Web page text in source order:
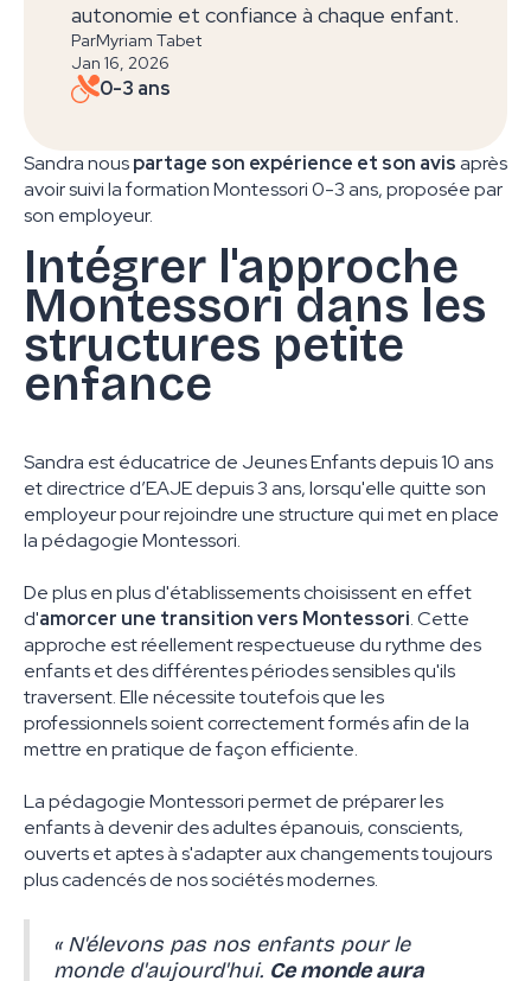
autonomie et confiance à chaque enfant.
ParMyriam Tabet
Jan 16, 2026
0-3 ans
Sandra nouspartage son expérience et son avisaprès
avoir suivi la formation Montessori 0-3 ans, proposée par
son employeur.
Intégrer l'approche
Montessori dans les
structures petite
enfance
Sandra est éducatrice de Jeunes Enfants depuis 10 ans
et directrice d’EAJE depuis 3 ans, lorsqu'elle quitte son
employeur pour rejoindre une structure qui met en place
la pédagogie Montessori.
De plus en plus d'établissements choisissent en effet
d'amorcer une transition vers Montessori. Cette
approche est réellement respectueuse du rythme des
enfants et des différentes périodes sensibles qu'ils
traversent. Elle nécessite toutefois que les
professionnels soient correctement formés afin de la
mettre en pratique de façon efficiente.
La pédagogie Montessori permet de préparer les
enfants à devenir des adultes épanouis, conscients,
ouverts et aptes à s'adapter aux changements toujours
plus cadencés de nos sociétés modernes.
« N'élevons pas nos enfants pour le
monde d'aujourd'hui. Ce monde aura